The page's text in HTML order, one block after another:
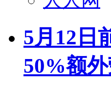
5月12日
50%额